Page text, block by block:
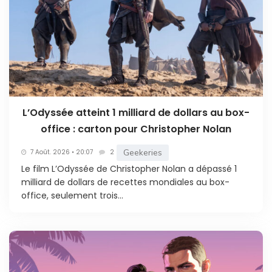
L’Odyssée atteint 1 milliard de dollars au box-
office : carton pour Christopher Nolan
7 Août. 2026 • 20:07 2 Geekeries
Le film L’Odyssée de Christopher Nolan a dépassé 1
milliard de dollars de recettes mondiales au box-
office, seulement trois...